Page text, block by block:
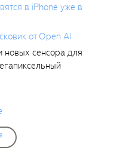
в iPhone уже в
от Open AI
новых сенсора для